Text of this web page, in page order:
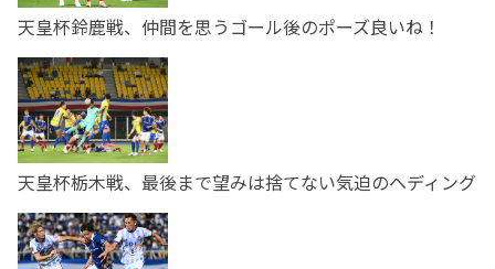
天皇杯鈴鹿戦、仲間を思うゴール後のポーズ良いね！
天皇杯栃木戦、最後まで望みは捨てない気迫のヘディング